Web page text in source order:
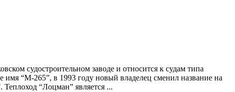
судостроительном заводе и относится к судам типа
имя “М-265”, в 1993 году новый владелец сменил название на
“Лоцман” является ...